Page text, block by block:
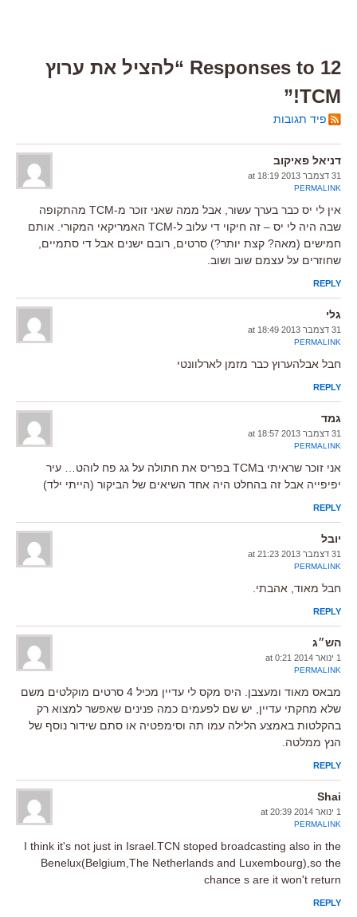
12 Responses to “להציל את ערוץ
TCM!”
פיד תגובות
דניאל פאיקוב
31 דצמבר 2013 at 18:19
PERMALINK
אין לי יס כבר בערך עשור, אבל ממה שאני זוכר מ-TCM מהתקופה
שבה היה לי יס – זה חיקוי די עלוב ל-TCM האמריקאי המקורי. אותם
חמישים (מאה? קצת יותר?) סרטים, רובם ישנים אבל די סתמיים,
שחוזרים על עצמם שוב ושוב.
REPLY
גלי
31 דצמבר 2013 at 18:49
PERMALINK
חבל אבלהערוץ כבר מזמן לארלוונטי
REPLY
גמד
31 דצמבר 2013 at 18:57
PERMALINK
אני זוכר שראיתי בTCM בפריס את חתולה על גג פח לוהט… עיר
יפיפייה אבל זה בהחלט היה אחד השיאים של הביקור (הייתי ילד)
REPLY
יובל
31 דצמבר 2013 at 21:23
PERMALINK
חבל מאוד, אהבתי.
REPLY
הש״ג
1 ינואר 2014 at 0:21
PERMALINK
מבאס מאוד ומעצבן. היס מקס לי עדיין מכיל 4 סרטים מוקלטים משם
שלא מחקתי עדיין, יש שם לפעמים כמה פנינים שאפשר למצוא רק
בהקלטות באמצע הלילה עמו תה וסימפטיה או סתם שידור נוסף של
הנץ ממלטה.
REPLY
Shai
1 ינואר 2014 at 20:39
PERMALINK
I think it's not just in Israel.TCN stoped broadcasting also in the
Benelux(Belgium,The Netherlands and Luxembourg),so the
chance s are it won't return
REPLY